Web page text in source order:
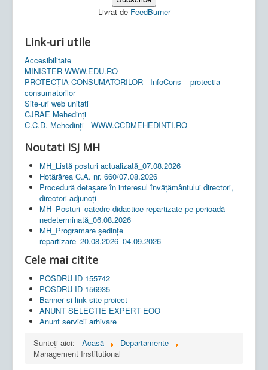
Livrat de FeedBurner
Link-uri utile
Accesibilitate
MINISTER-WWW.EDU.RO
PROTECȚIA CONSUMATORILOR - InfoCons – protectia
consumatorilor
Site-uri web unitati
CJRAE Mehedinți
C.C.D. Mehedinţi - WWW.CCDMEHEDINTI.RO
Noutati ISJ MH
MH_Listă posturi actualizată_07.08.2026
Hotărârea C.A. nr. 660/07.08.2026
Procedură detașare în interesul învățământului directori,
directori adjuncți
MH_Posturi_catedre didactice repartizate pe perioadă
nedeterminată_06.08.2026
MH_Programare ședințe
repartizare_20.08.2026_04.09.2026
Cele mai citite
POSDRU ID 155742
POSDRU ID 156935
Banner si link site proiect
ANUNT SELECTIE EXPERT EOO
Anunt servicii arhivare
Sunteți aici:
Acasă
Departamente
Management Institutional